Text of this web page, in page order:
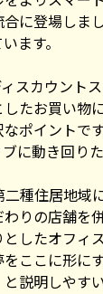
に登場し
ます。
スカウン
たお買い
ポイント
に動き回
種住居地
りの店舗
したオフ
ここに形
説明しや